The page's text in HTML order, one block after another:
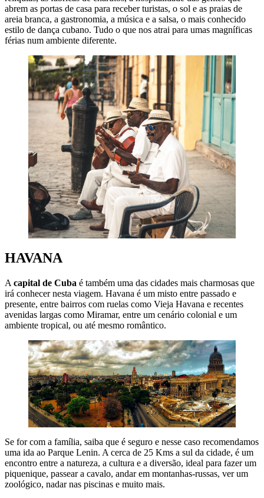
abrem as portas de casa para receber turistas, o sol e as praias de
areia branca, a gastronomia, a música e a salsa, o mais conhecido
estilo de dança cubano. Tudo o que nos atrai para umas magníficas
férias num ambiente diferente.
HAVANA
A capital de Cuba é também uma das cidades mais charmosas que
irá conhecer nesta viagem. Havana é um misto entre passado e
presente, entre bairros com ruelas como Vieja Havana e recentes
avenidas largas como Miramar, entre um cenário colonial e um
ambiente tropical, ou até mesmo romântico.
Se for com a família, saiba que é seguro e nesse caso recomendamos
uma ida ao Parque Lenin. A cerca de 25 Kms a sul da cidade, é um
encontro entre a natureza, a cultura e a diversão, ideal para fazer um
piquenique, passear a cavalo, andar em montanhas-russas, ver um
zoológico, nadar nas piscinas e muito mais.